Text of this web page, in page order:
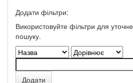
Додати фільтри:
Використовуйте фільтри для
пошуку.